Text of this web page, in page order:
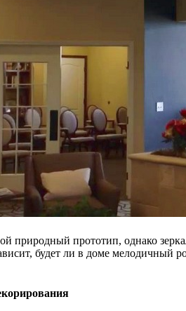
природный прототип, однако
будет ли в доме мелодичный